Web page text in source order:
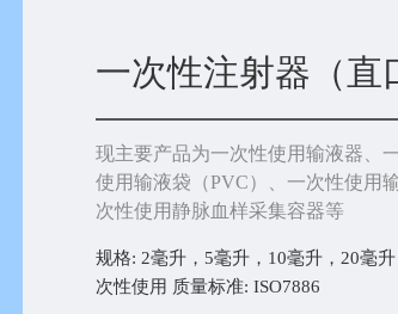
一次性注射器（直
现主要产品为一次性使用输液器、
使用输液袋（PVC）、一次性使用
次性使用静脉血样采集容器等
规格: 2毫升，5毫升，10毫升，20毫
次性使用 质量标准: ISO7886